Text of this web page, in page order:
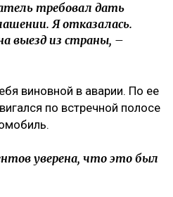
требовал дать
Я отказалась.
выезд из страны, –
виновной в аварии. По ее
по встречной полосе
уверена, что это был